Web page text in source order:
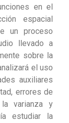
en el
espacial
un proceso
llevado a
sobre la
el uso
auxiliares
errores de
la varianza y
estudiar la